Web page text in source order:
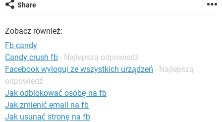
Share
Zobacz również:
Fb candy
Candy crush fb - Najlepszą odpowiedź
Facebook wyloguj ze wszystkich urządzeń - Najlepszą
odpowiedź
Jak odblokować osobę na fb
Jak zmienić email na fb
Jak usunąć stronę na fb